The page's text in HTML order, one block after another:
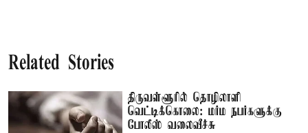
Related Stories
திருவள்ளூரில் தொழிலாளி
வெட்டிக்கொலை: மர்ம நபர்களுக்கு
போலீஸ் வலைவீச்சு